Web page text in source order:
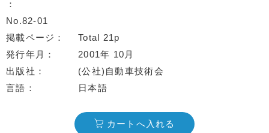
No.82-01
掲載ページ
Total 21p
発行年月
2001年 10月
出版社
(公社)自動車技術会
言語
日本語
カートへ入れる